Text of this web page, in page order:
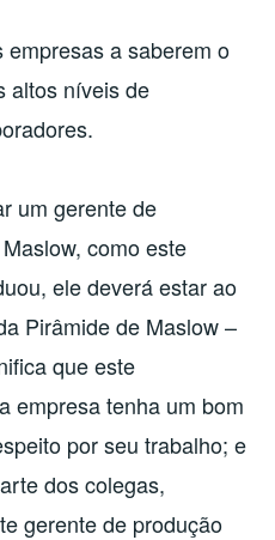
a saberem o
altos níveis de
um gerente de
como este
ele deverá estar ao
Pirâmide de Maslow –
que este
empresa tenha um bom
por seu trabalho; e
dos colegas,
gerente de produção